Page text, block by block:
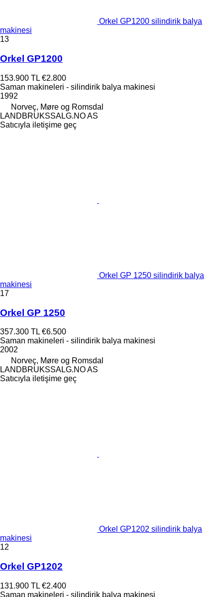
Orkel GP1200 silindirik balya
makinesi
13
Orkel GP1200
153.900 TL €2.800
Saman makineleri - silindirik balya makinesi
1992
Norveç, Møre og Romsdal
LANDBRUKSSALG.NO AS
Satıcıyla iletişime geç
Orkel GP 1250 silindirik balya
makinesi
17
Orkel GP 1250
357.300 TL €6.500
Saman makineleri - silindirik balya makinesi
2002
Norveç, Møre og Romsdal
LANDBRUKSSALG.NO AS
Satıcıyla iletişime geç
Orkel GP1202 silindirik balya
makinesi
12
Orkel GP1202
131.900 TL €2.400
Saman makineleri - silindirik balya makinesi